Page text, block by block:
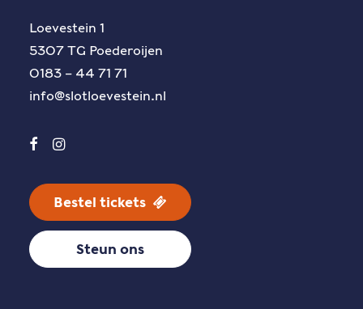
Loevestein 1
5307 TG Poederoijen
0183 – 44 71 71
info@slotloevestein.nl
Bestel tickets
Steun ons